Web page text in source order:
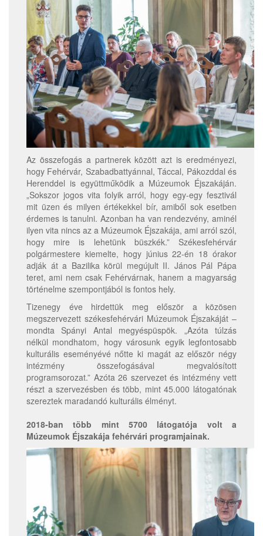
Az összefogás a partnerek között azt is eredményezi,
hogy Fehérvár, Szabadbattyánnal, Táccal, Pákozddal és
Herenddel is együttműködik a Múzeumok Éjszakáján.
„Sokszor jogos vita folyik arról, hogy egy-egy fesztivál
mit üzen és milyen értékekkel bír, amiből sok esetben
érdemes is tanulni. Azonban ha van rendezvény, aminél
ilyen vita nincs az a Múzeumok Éjszakája, ami arról szól,
hogy mire is lehetünk büszkék.” Székesfehérvár
polgármestere kiemelte, hogy június 22-én 18 órakor
adják át a Bazilika körül megújult II. János Pál Pápa
teret, ami nem csak Fehérvárnak, hanem a magyarság
történelme szempontjából is fontos hely.
Tizenegy éve hirdettük meg először a közösen
megszervezett székesfehérvári Múzeumok Éjszakáját –
mondta Spányi Antal megyéspüspök. „Azóta túlzás
nélkül mondhatom, hogy városunk egyik legfontosabb
kulturális eseményévé nőtte ki magát az először négy
intézmény összefogásával megvalósított
programsorozat.” Azóta 26 szervezet és intézmény vett
részt a szervezésben és több, mint 45.000 látogatónak
szereztek maradandó kulturális élményt.
2018-ban több mint 5700 látogatója volt a
Múzeumok Éjszakája fehérvári programjainak.